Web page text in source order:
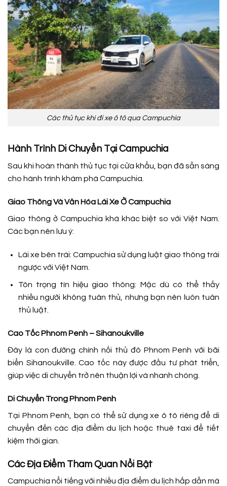
Các thủ tục khi đi xe ô tô qua Campuchia
Hành Trình Di Chuyển Tại Campuchia
Sau khi hoàn thành thủ tục tại cửa khẩu, bạn đã sẵn sàng
cho hành trình khám phá Campuchia.
Giao Thông Và Văn Hóa Lái Xe Ở Campuchia
Giao thông ở Campuchia khá khác biệt so với Việt Nam.
Các bạn nên lưu ý:
Lái xe bên trái: Campuchia sử dụng luật giao thông trái
ngược với Việt Nam.
Tôn trọng tín hiệu giao thông: Mặc dù có thể thấy
nhiều người không tuân thủ, nhưng bạn nên luôn tuân
thủ luật.
Cao Tốc Phnom Penh – Sihanoukville
Đây là con đường chính nối thủ đô Phnom Penh với bãi
biển Sihanoukville. Cao tốc này được đầu tư phát triển,
giúp việc di chuyển trở nên thuận lợi và nhanh chóng.
Di Chuyển Trong Phnom Penh
Tại Phnom Penh, bạn có thể sử dụng xe ô tô riêng để di
chuyển đến các địa điểm du lịch hoặc thuê taxi để tiết
kiệm thời gian.
Các Địa Điểm Tham Quan Nổi Bật
Campuchia nổi tiếng với nhiều địa điểm du lịch hấp dẫn mà